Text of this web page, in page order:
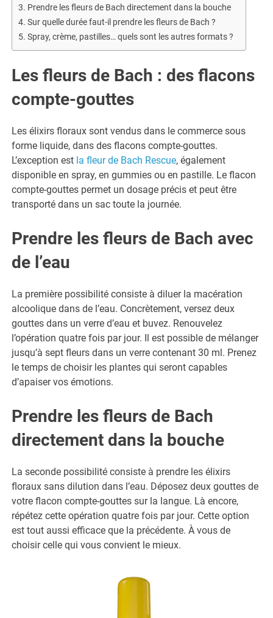
Prendre les fleurs de Bach directement dans la bouche
Sur quelle durée faut-il prendre les fleurs de Bach ?
Spray, crème, pastilles… quels sont les autres formats ?
Les fleurs de Bach : des flacons
compte-gouttes
Les élixirs floraux sont vendus dans le commerce sous
forme liquide, dans des flacons compte-gouttes.
L’exception est la fleur de Bach Rescue, également
disponible en spray, en gummies ou en pastille. Le flacon
compte-gouttes permet un dosage précis et peut être
transporté dans un sac toute la journée.
Prendre les fleurs de Bach avec
de l’eau
La première possibilité consiste à diluer la macération
alcoolique dans de l’eau. Concrètement, versez deux
gouttes dans un verre d’eau et buvez. Renouvelez
l’opération quatre fois par jour. Il est possible de mélanger
jusqu’à sept fleurs dans un verre contenant 30 ml. Prenez
le temps de choisir les plantes qui seront capables
d’apaiser vos émotions.
Prendre les fleurs de Bach
directement dans la bouche
La seconde possibilité consiste à prendre les élixirs
floraux sans dilution dans l’eau. Déposez deux gouttes de
votre flacon compte-gouttes sur la langue. Là encore,
répétez cette opération quatre fois par jour. Cette option
est tout aussi efficace que la précédente. À vous de
choisir celle qui vous convient le mieux.